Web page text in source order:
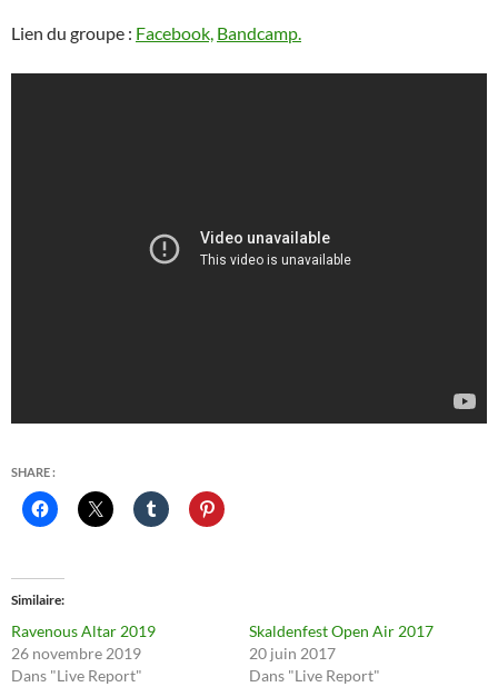
Lien du groupe : Facebook, Bandcamp.
SHARE :
Similaire
Ravenous Altar 2019
26 novembre 2019
Dans "Live Report"
Skaldenfest Open Air 2017
20 juin 2017
Dans "Live Report"